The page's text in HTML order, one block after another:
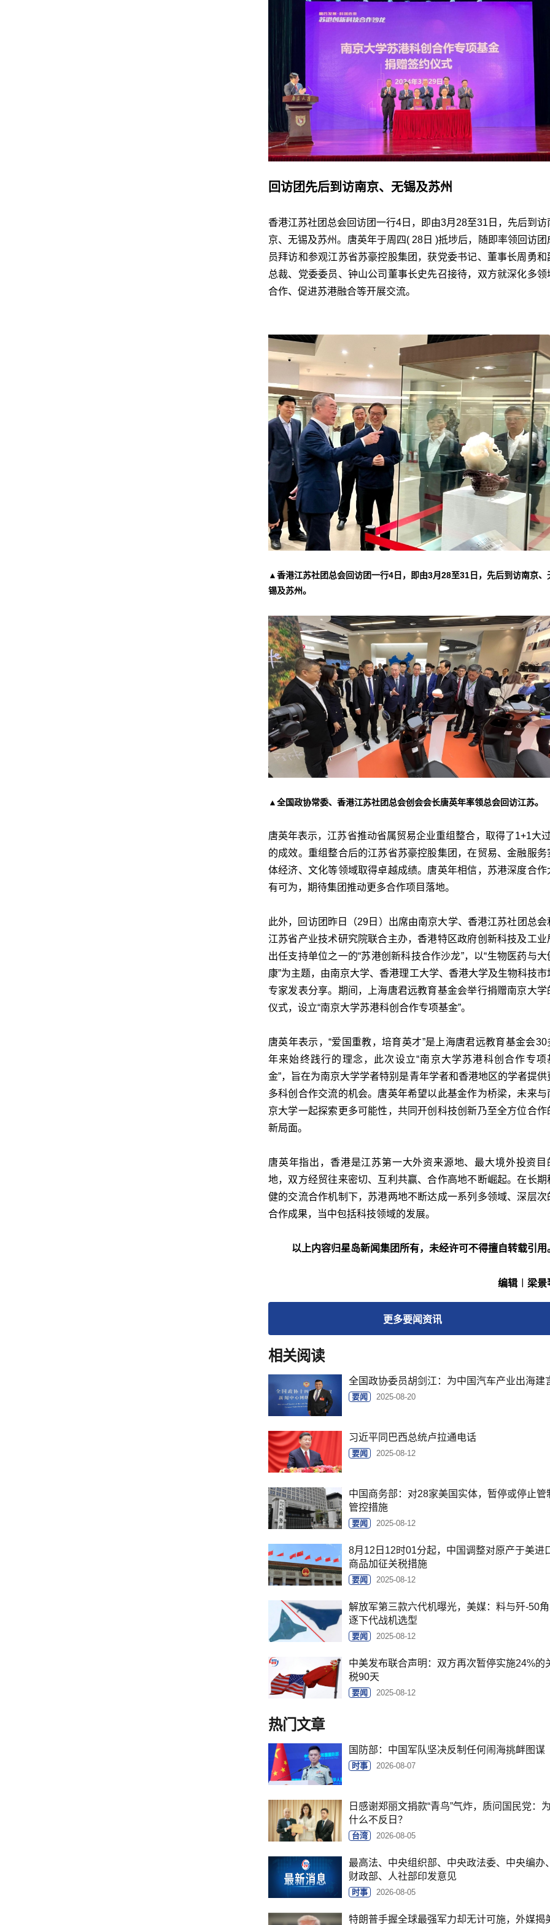
回访团先后到访南京、无锡及苏州
香港江苏社团总会回访团一行4日，即由3月28至31日，先后到访
京、无锡及苏州。唐英年于周四( 28日 )抵埗后，随即率领回访团
员拜访和参观江苏省苏豪控股集团，获党委书记、董事长周勇和
总裁、党委委员、钟山公司董事长史先召接待，双方就深化多领
合作、促进苏港融合等开展交流。
▲香港江苏社团总会回访团一行4日，即由3月28至31日，先后到访南京、
锡及苏州。
▲全国政协常委、香港江苏社团总会创会会长唐英年率领总会回访江苏。
唐英年表示，江苏省推动省属贸易企业重组整合，取得了1+1大
的成效。重组整合后的江苏省苏豪控股集团，在贸易、金融服务
体经济、文化等领域取得卓越成绩。唐英年相信，苏港深度合作
有可为，期待集团推动更多合作项目落地。
此外，回访团昨日（29日）出席由南京大学、香港江苏社团总会
江苏省产业技术研究院联合主办，香港特区政府创新科技及工业
出任支持单位之一的“苏港创新科技合作沙龙”，以“生物医药与大
康”为主题，由南京大学、香港理工大学、香港大学及生物科技市
专家发表分享。期间，上海唐君远教育基金会举行捐赠南京大学
仪式，设立“南京大学苏港科创合作专项基金”。
唐英年表示，“爱国重教，培育英才”是上海唐君远教育基金会30
年来始终践行的理念，此次设立“南京大学苏港科创合作专项
金”，旨在为南京大学学者特别是青年学者和香港地区的学者提供
多科创合作交流的机会。唐英年希望以此基金作为桥梁，未来与
京大学一起探索更多可能性，共同开创科技创新乃至全方位合作
新局面。
唐英年指出，香港是江苏第一大外资来源地、最大境外投资目
地，双方经贸往来密切、互利共赢、合作高地不断崛起。在长期
健的交流合作机制下，苏港两地不断达成一系列多领域、深层次
合作成果，当中包括科技领域的发展。
以上内容归星岛新闻集团所有，未经许可不得擅自转载引用
编辑︱梁景
更多要闻资讯
相关阅读
全国政协委员胡剑江：为中国汽车产业出海建
要闻 2025-08-20
习近平同巴西总统卢拉通电话
要闻 2025-08-12
中国商务部：对28家美国实体，暂停或停止管
管控措施
要闻 2025-08-12
8月12日12时01分起，中国调整对原产于美进
商品加征关税措施
要闻 2025-08-12
解放军第三款六代机曝光，美媒：料与歼-50角
逐下代战机选型
要闻 2025-08-12
中美发布联合声明：双方再次暂停实施24%的
税90天
要闻 2025-08-12
热门文章
国防部：中国军队坚决反制任何闹海挑衅图谋
时事 2026-08-07
日感谢郑丽文捐款“青鸟”气炸，质问国民党：
什么不反日？
台湾 2026-08-05
最高法、中央组织部、中央政法委、中央编办
财政部、人社部印发意见
时事 2026-08-05
特朗普手握全球最强军力却无计可施，外媒揭